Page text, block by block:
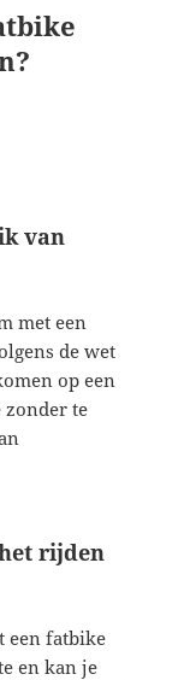
van
met een
de wet
op een
zonder te
rijden
een fatbike
en kan je